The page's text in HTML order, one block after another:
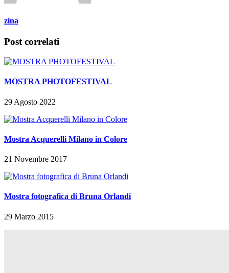
zina
Post correlati
MOSTRA PHOTOFESTIVAL
29 Agosto 2022
Mostra Acquerelli Milano in Colore
21 Novembre 2017
Mostra fotografica di Bruna Orlandi
29 Marzo 2015